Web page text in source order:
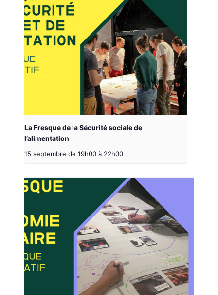
La Fresque de la Sécurité sociale de
l’alimentation
15 septembre de 19h00 à 22h00